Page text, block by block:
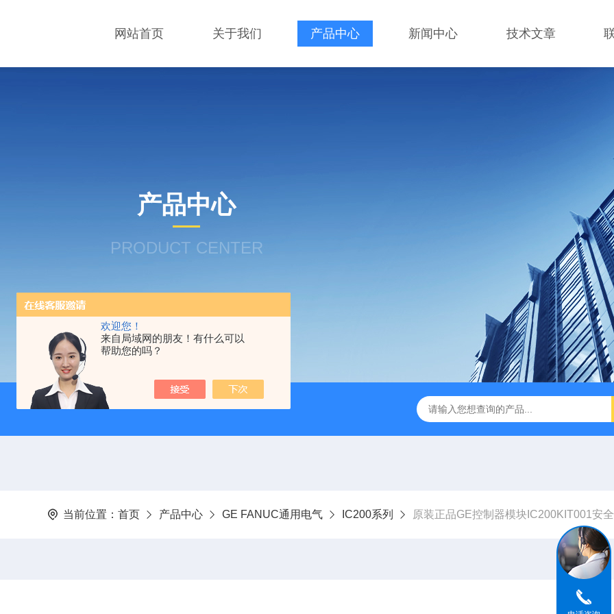
欢迎您！
来自局域网的朋友！有什么可以
帮助您的吗？
网站首页 关于我们 产品中心 新闻中心 技术文章
产品中心
PRODUCT CENTER
当前位置： 首页 产品中心 GE FANUC通用电气 IC200系列 原装正品GE控制器模块IC200KIT001安